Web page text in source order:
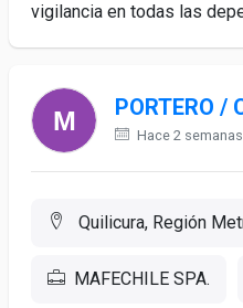
vigilancia en todas las
PORTERO /
Hace 2 semanas
Quilicura, Región
MAFECHILE SPA.